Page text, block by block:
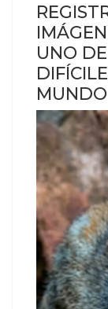
UNO
MUNDO